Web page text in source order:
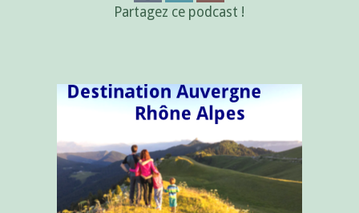
Partagez ce podcast !